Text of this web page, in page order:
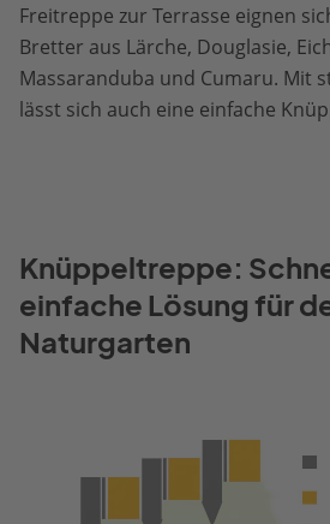
Freitreppe zur Terrasse eignen
Bretter aus Lärche, Douglasie,
Massaranduba und Cumaru. Mit
lässt sich auch eine einfache
Knüppeltreppe:
einfache Lösung für
Naturgarten